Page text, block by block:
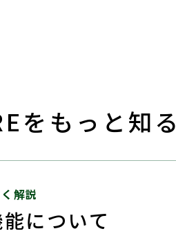
をもっと知る
解説
について